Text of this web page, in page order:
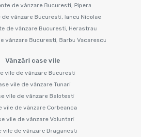
de vânzare Bucuresti, Pipera
vânzare Bucuresti, Iancu Nicolae
de vânzare Bucuresti, Herastrau
vânzare Bucuresti, Barbu Vacarescu
Vânzări case vile
vile de vânzare Bucuresti
vile de vânzare Tunari
vile de vânzare Balotesti
vile de vânzare Corbeanca
vile de vânzare Voluntari
vile de vânzare Draganesti